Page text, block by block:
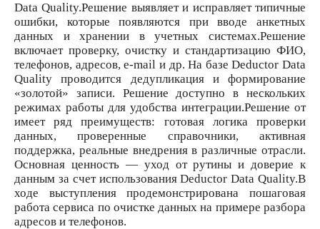
Data Quality.Решение выявляет и исправляет типичные
ошибки, которые появляются при вводе анкетных
данных и хранении в учетных системах.Решение
включает проверку, очистку и стандартизацию ФИО,
телефонов, адресов, e-mail и др. На базе Deductor Data
Quality проводится дедупликация и формирование
«золотой» записи. Решение доступно в нескольких
режимах работы для удобства интеграции.Решение от
имеет ряд преимуществ: готовая логика проверки
данных, проверенные справочники, активная
поддержка, реальные внедрения в различные отрасли.
Основная ценность — уход от рутины и доверие к
данным за счет использования Deductor Data Quality.В
ходе выступления продемонстрирована пошаговая
работа сервиса по очистке данных на примере разбора
адресов и телефонов.